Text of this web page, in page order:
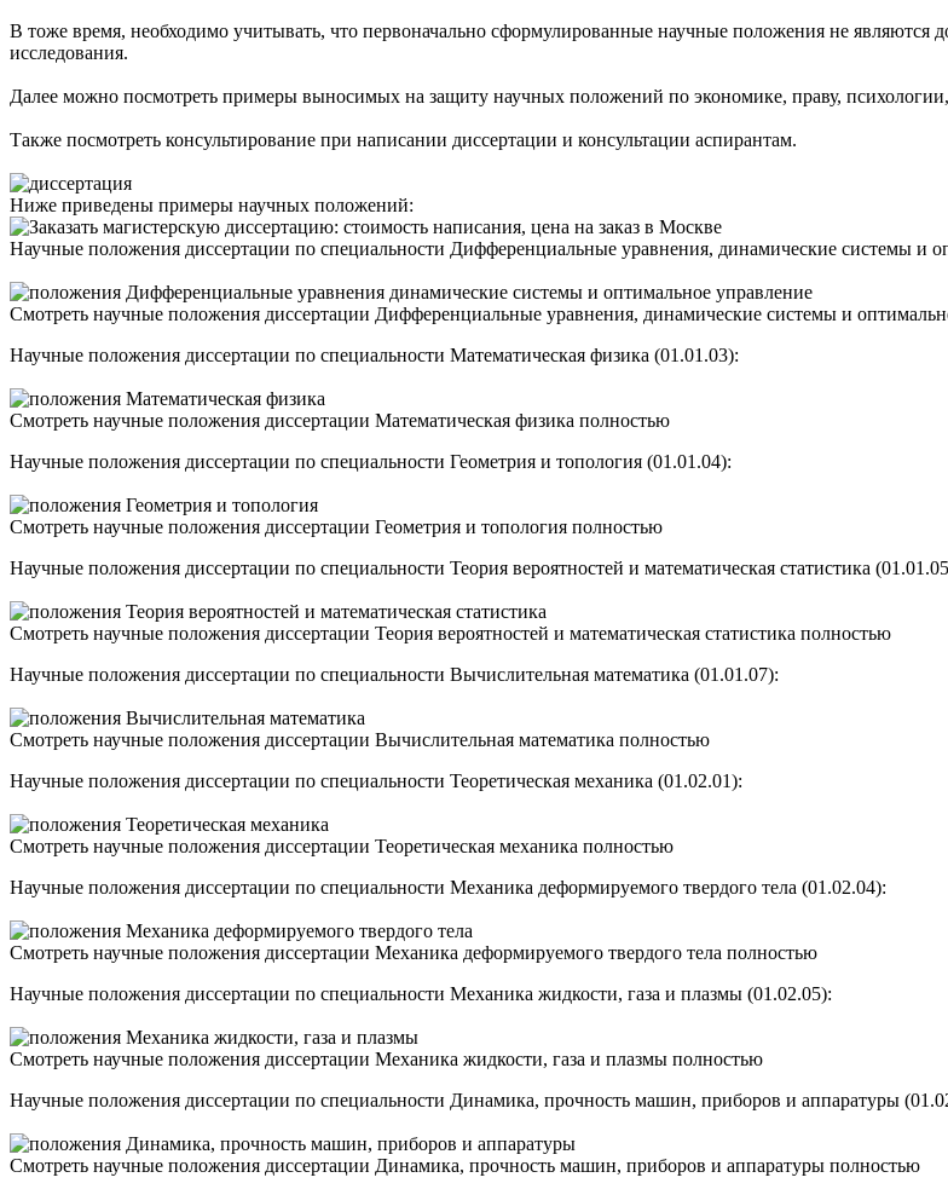
В тоже время, необходимо учитывать, что первоначально сформулированные научные положения не являются
исследования.
Далее можно посмотреть примеры выносимых на защиту научных положений по экономике, праву,
Также посмотреть консультирование при написании диссертации и консультации аспирантам.
Ниже приведены примеры научных положений:
Научные положения диссертации по специальности Дифференциальные уравнения, динамические системы и
Смотреть научные положения диссертации Дифференциальные уравнения, динамические системы и
Научные положения диссертации по специальности Математическая физика (01.01.03):
Смотреть научные положения диссертации Математическая физика полностью
Научные положения диссертации по специальности Геометрия и топология (01.01.04):
Смотреть научные положения диссертации Геометрия и топология полностью
Научные положения диссертации по специальности Теория вероятностей и математическая статистика
Смотреть научные положения диссертации Теория вероятностей и математическая статистика полностью
Научные положения диссертации по специальности Вычислительная математика (01.01.07):
Смотреть научные положения диссертации Вычислительная математика полностью
Научные положения диссертации по специальности Теоретическая механика (01.02.01):
Смотреть научные положения диссертации Теоретическая механика полностью
Научные положения диссертации по специальности Механика деформируемого твердого тела (01.02.04):
Смотреть научные положения диссертации Механика деформируемого твердого тела полностью
Научные положения диссертации по специальности Механика жидкости, газа и плазмы (01.02.05):
Смотреть научные положения диссертации Механика жидкости, газа и плазмы полностью
Научные положения диссертации по специальности Динамика, прочность машин, приборов и аппаратуры
Смотреть научные положения диссертации Динамика, прочность машин, приборов и аппаратуры полностью